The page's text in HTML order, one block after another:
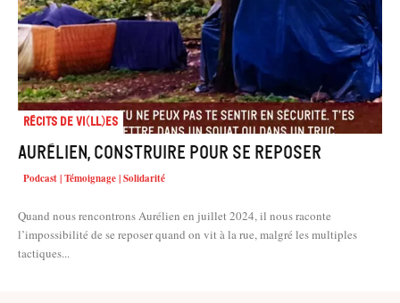
Récits de Vi(ll)es
Aurélien, construire pour se reposer
Podcast | Témoignage | Solidarité
Quand nous rencontrons Aurélien en juillet 2024, il nous raconte
l’impossibilité de se reposer quand on vit à la rue, malgré les multiples
tactiques...